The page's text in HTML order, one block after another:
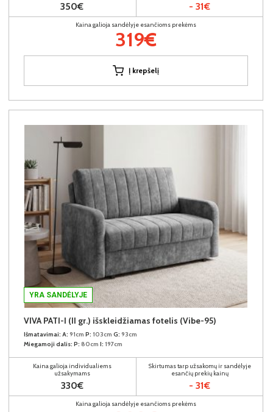
350€ - 31€
Kaina galioja sandėlyje esančioms prekėms
319€
Į krepšelį
YRA SANDĖLYJE
VIVA PATI-I (II gr.) išskleidžiamas fotelis (Vibe-95)
Išmatavimai: A: 91cm P: 103cm G: 93cm
Miegamoji dalis: P: 80cm I: 197cm
Kaina galioja individualiems
užsakymams
330€
Skirtumas tarp užsakomų ir sandėlyje
esančių prekių kainų
- 31€
Kaina galioja sandėlyje esančioms prekėms